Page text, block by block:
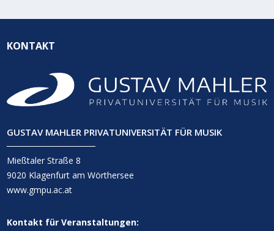
KONTAKT
GUSTAV MAHLER PRIVATUNIVERSITÄT FÜR MUSIK
Mießtaler Straße 8
9020 Klagenfurt am Wörthersee
www.gmpu.ac.at
Kontakt für Veranstaltungen: